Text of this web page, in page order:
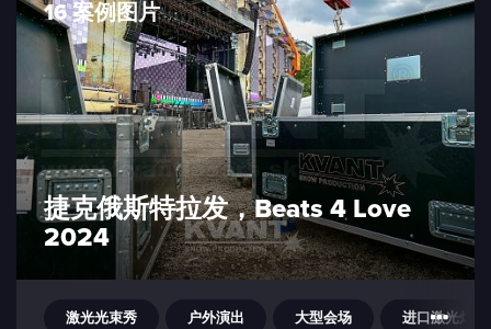
16 案例图片
捷克俄斯特拉发，Beats 4 Love
2024
激光光束秀 户外演出 大型会场 进口激光灯